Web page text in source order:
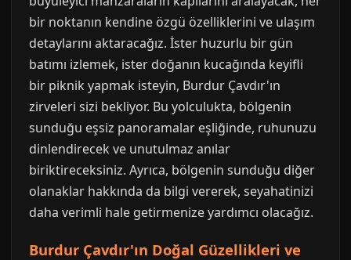
bir noktanın kendine özgü özelliklerini ve ulaşım
detaylarını aktaracağız. İster huzurlu bir gün
batımı izlemek, ister doğanın kucağında keyifli
bir piknik yapmak isteyin, Burdur Çavdır'ın
zirveleri sizi bekliyor. Bu yolculukta, bölgenin
sunduğu eşsiz panoramalar eşliğinde, ruhunuzu
dinlendirecek ve unutulmaz anılar
biriktireceksiniz. Ayrıca, bölgenin sunduğu diğer
olanaklar hakkında da bilgi vererek, seyahatinizi
daha verimli hale getirmenize yardımcı olacağız.
Burdur Çavdır'ın Doğal Güzellikleri ve